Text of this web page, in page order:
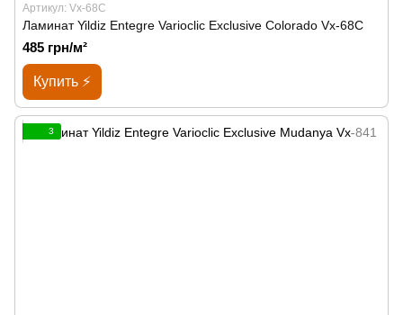
Артикул: Vx-68C
Ламинат Yildiz Entegre Varioclic Exclusive Сolorado Vx-68C
485 грн/м²
Купить ⚡
3